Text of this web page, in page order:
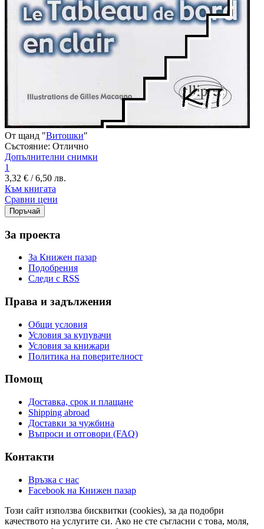
От щанд "Витошки"
Състояние: Отлично
Допълнителни снимки
1
3,32 € / 6,50 лв.
Към книгата
Сравни цени
За проекта
За Книжен пазар
Подобрения
Следи с RSS
Права и задължения
Общи условия
Условия за купувачи
Условия за книжари
Политика на поверителност
Помощ
Доставка, срок и плащане
Shipping abroad
Доставки за чужбина
Въпроси и отговори (FAQ)
Контакти
Връзка с нас
Facebook на Книжен пазар
Този сайт използва бисквитки (cookies), за да подобри
качеството на услугите си. Ако не сте съгласни с това, моля,